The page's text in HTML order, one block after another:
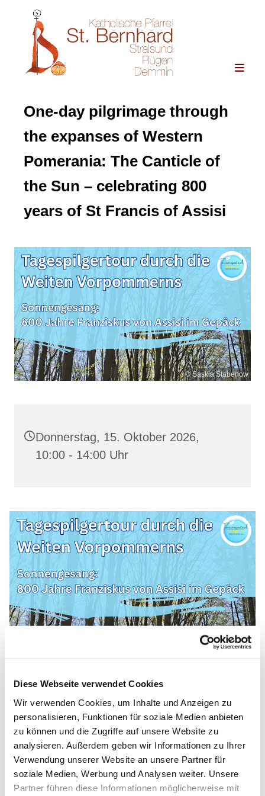
Diese Webseite verwendet Cookies
Wir verwenden Cookies, um Inhalte und Anzeigen zu
personalisieren, Funktionen für soziale Medien anbieten
zu können und die Zugriffe auf unsere Website zu
analysieren. Außerdem geben wir Informationen zu Ihrer
Verwendung unserer Website an unsere Partner für
soziale Medien, Werbung und Analysen weiter. Unsere
Partner führen diese Informationen möglicherweise mit
One-day pilgrimage through
the expanses of Western
Pomerania: The Canticle of
the Sun – celebrating 800
years of St Francis of Assisi
© Saskia Stabenow
Donnerstag, 15. Oktober 2026,
10:00 - 14:00 Uhr